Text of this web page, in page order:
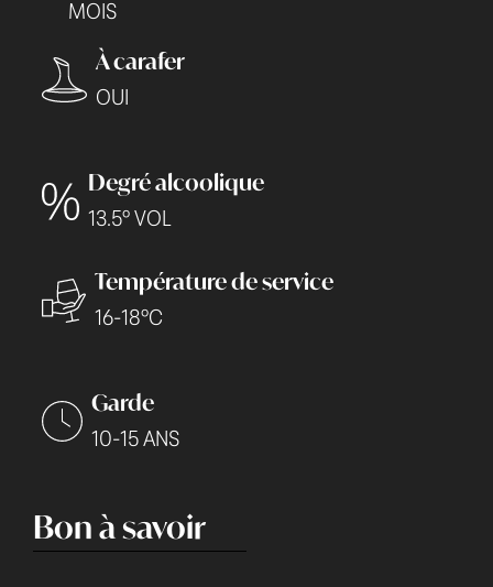
MOIS
À carafer
OUI
Degré alcoolique
13.5° VOL
Température de service
16-18°C
Garde
10-15 ANS
Bon à savoir